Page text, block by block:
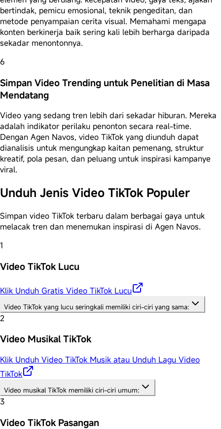
bertindak, pemicu emosional, teknik pengeditan, dan
metode penyampaian cerita visual. Memahami mengapa
konten berkinerja baik sering kali lebih berharga daripada
sekadar menontonnya.
6
Simpan Video Trending untuk Penelitian di Masa
Mendatang
Video yang sedang tren lebih dari sekadar hiburan. Mereka
adalah indikator perilaku penonton secara real-time.
Dengan Agen Navos, video TikTok yang diunduh dapat
dianalisis untuk mengungkap kaitan pemenang, struktur
kreatif, pola pesan, dan peluang untuk inspirasi kampanye
viral.
Unduh Jenis Video TikTok Populer
Simpan video TikTok terbaru dalam berbagai gaya untuk
melacak tren dan menemukan inspirasi di Agen Navos.
1
Video TikTok Lucu
Klik Unduh Gratis Video TikTok Lucu
Video TikTok yang lucu seringkali memiliki ciri-ciri yang sama:
2
Video Musikal TikTok
Klik Unduh Video TikTok Musik atau Unduh Lagu Video
TikTok
Video musikal TikTok memiliki ciri-ciri umum:
3
Video TikTok Pasangan